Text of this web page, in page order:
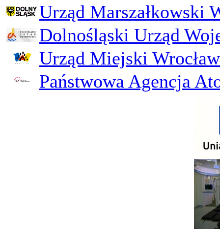
Urząd Marszałkowski
Dolnośląski Urząd
Urząd Miejski
Państwowa Agencja